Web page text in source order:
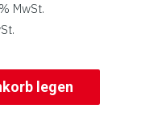
MwSt.
legen